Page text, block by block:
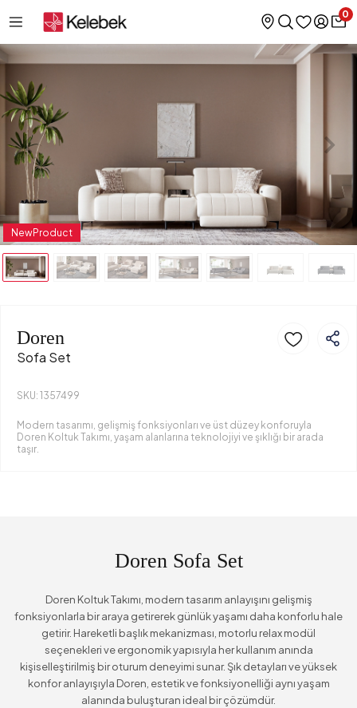
0
NewProduct
Doren
Sofa Set
SKU: 1357499
Modern tasarımı, gelişmiş fonksiyonları ve üst düzey konforuyla
Doren Koltuk Takımı, yaşam alanlarına teknolojiyi ve şıklığı bir arada
taşır.
Doren Sofa Set
Doren Koltuk Takımı, modern tasarım anlayışını gelişmiş
fonksiyonlarla bir araya getirerek günlük yaşamı daha konforlu hale
getirir. Hareketli başlık mekanizması, motorlu relax modül
seçenekleri ve ergonomik yapısıyla her kullanım anında
kişiselleştirilmiş bir oturum deneyimi sunar. Şık detayları ve yüksek
konfor anlayışıyla Doren, estetik ve fonksiyonelliği aynı yaşam
alanında buluşturan ideal bir çözümdür.